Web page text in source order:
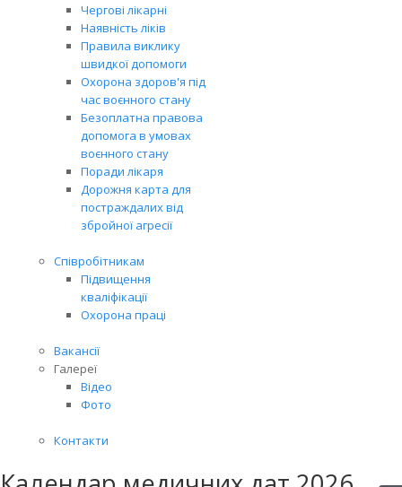
Чергові лікарні
Наявність ліків
Правила виклику
швидкої допомоги
Охорона здоров'я під
час воєнного стану
Безоплатна правова
допомога в умовах
воєнного стану
Поради лікаря
Дорожня карта для
постраждалих від
збройної агресії
Співробітникам
Підвищення
кваліфікації
Охорона праці
Вакансії
Галереї
Відео
Фото
Контакти